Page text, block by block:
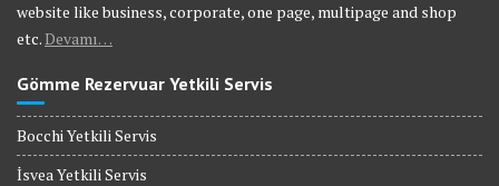
website like business, corporate, one page, multipage and shop
etc.Devamı…
Gömme Rezervuar Yetkili Servis
Bocchi Yetkili Servis
İsvea Yetkili Servis